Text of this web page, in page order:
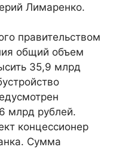
Лимаренко.
правительством
общий объем
35,9 млрд
млрд рублей.
концессионер
Сумма